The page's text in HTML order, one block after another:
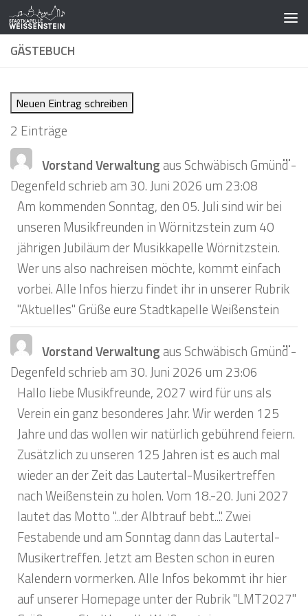
Zum Inhalt springen
GÄSTEBUCH
2 Einträge
Vorstand Verwaltung aus Schwäbisch Gmünd -
Degenfeld schrieb am 30. Juni 2026 um 23:08
Am kommenden Sonntag, den 05. Juli sind wir bei
unseren Musikfreunden in Wörnitzstein zum 40
jährigen Jubiläum der Musikkapelle Wörnitzstein.
Wer uns also nachreisen möchte, kommt einfach
vorbei. Alle Infos hierzu findet ihr in unserer Rubrik
"Aktuelles" Grüße eure Stadtkapelle Weißenstein
...
Vorstand Verwaltung aus Schwäbisch Gmünd -
Degenfeld schrieb am 30. Juni 2026 um 23:06
Hallo liebe Musikfreunde, 2027 wird für uns als
Verein ein ganz besonderes Jahr. Wir werden 125
Jahre und das wollen wir natürlich gebührend feiern.
Zusätzlich zu unseren 125 Jahren ist es auch mal
wieder an der Zeit das Lautertal-Musikertreffen
nach Weißenstein zu holen. Vom 18.-20. Juni 2027
lautet das Motto "...der Albtrauf bebt...". Zwei
Festabende und am Sonntag dann das Lautertal-
Musikertreffen. Jetzt am Besten schon in euren
Kalendern vormerken. Alle Infos bekommt ihr hier
auf unserer Homepage unter der Rubrik "LMT2027"
...